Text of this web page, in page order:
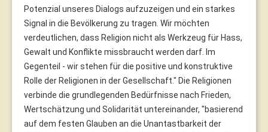
Potenzial unseres Dialogs aufzuzeigen und ein starkes
Signal in die Bevölkerung zu tragen. Wir möchten
verdeutlichen, dass Religion nicht als Werkzeug für Hass,
Gewalt und Konflikte missbraucht werden darf. Im
Gegenteil - wir stehen für die positive und konstruktive
Rolle der Religionen in der Gesellschaft." Die Religionen
verbinde die grundlegenden Bedürfnisse nach Frieden,
Wertschätzung und Solidarität untereinander, "basierend
auf dem festen Glauben an die Unantastbarkeit der